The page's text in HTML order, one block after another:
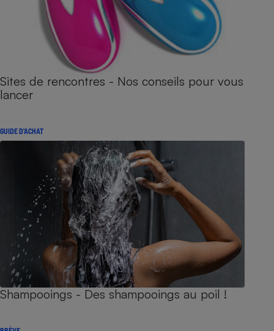
Sites de rencontres - Nos conseils pour vous
lancer
GUIDE D'ACHAT
Shampooings - Des shampooings au poil !